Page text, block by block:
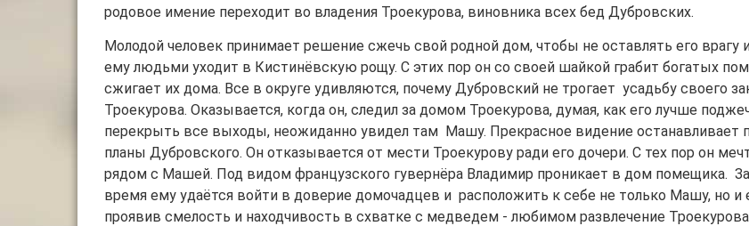
родовое имение переходит во владения Троекурова, виновника всех бед Дубровских.
Молодой человек принимает решение сжечь свой родной дом, чтобы не оставлять его врагу
ему людьми уходит в Кистинёвскую рощу. С этих пор он со своей шайкой грабит богатых
сжигает их дома. Все в округе удивляются, почему Дубровский не трогает усадьбу своего
Троекурова. Оказывается, когда он, следил за домом Троекурова, думая, как его лучше
перекрыть все выходы, неожиданно увидел там Машу. Прекрасное видение останавливает
планы Дубровского. Он отказывается от мести Троекурову ради его дочери. С тех пор он
рядом с Машей. Под видом французского гувернёра Владимир проникает в дом помещика.
время ему удаётся войти в доверие домочадцев и расположить к себе не только Машу, но и
проявив смелость и находчивость в схватке с медведем - любимом развлечение